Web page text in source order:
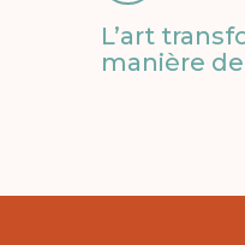
L’art
manière